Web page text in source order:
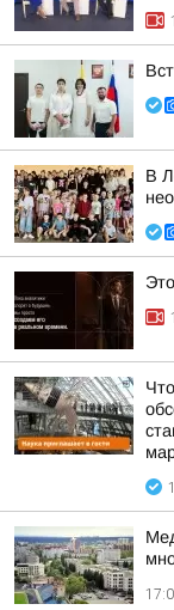
В